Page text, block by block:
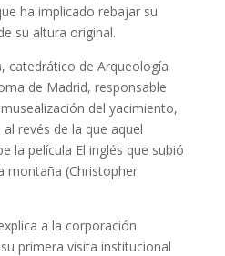
ha implicado rebajar su
su altura original.
catedrático de Arqueología
de Madrid, responsable
del yacimiento,
revés de la que aquel
la película El inglés que subió
montaña (Christopher
a la corporación
primera visita institucional